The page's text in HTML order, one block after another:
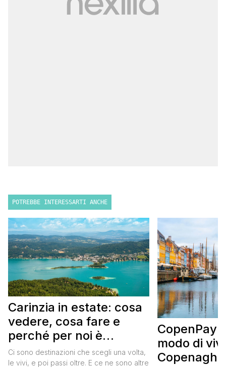
POTREBBE INTERESSARTI ANCHE
Carinzia in estate: cosa
vedere, cosa fare e
perché per noi è
diventata una
destinazione del cuore
Ci sono destinazioni che scegli una volta,
le vivi, e poi passi oltre. E ce ne sono altre
CopenPay:
modo di